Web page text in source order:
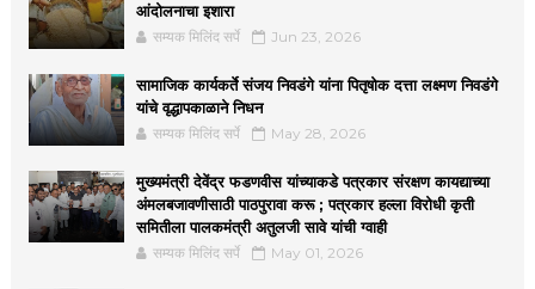
आंदोलनाचा इशारा
सम्यक मिलिंद सर्पे Jun 23, 2026
सामाजिक कार्यकर्ते संजय निवडंगे यांना पितृषोक दत्ता लक्ष्मण निवडंगे
यांचे वृद्धापकाळाने निधन
सम्यक मिलिंद सर्पे May 28, 2026
मुख्यमंत्री देवेंद्र फडणवीस यांच्याकडे पत्रकार संरक्षण कायद्याच्या
अंमलबजावणीसाठी पाठपुरावा करू ; पत्रकार हल्ला विरोधी कृती
समितीला पालकमंत्री अतुलजी सावे यांची ग्वाही
सम्यक मिलिंद सर्पे May 01, 2026